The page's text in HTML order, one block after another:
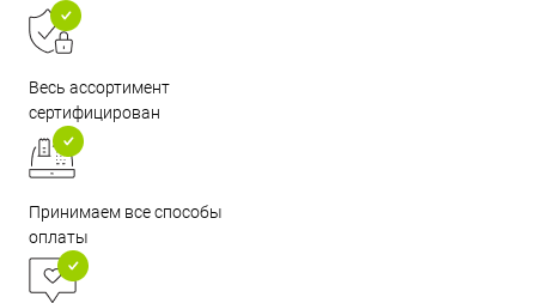
Весь ассортимент
сертифицирован
Принимаем все способы
оплаты